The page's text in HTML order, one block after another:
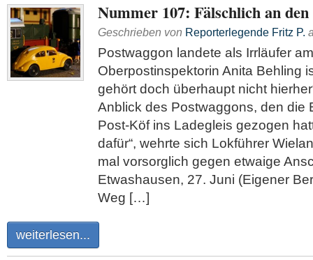
Nummer 107: Fälschlich an
Geschrieben von Reporterlegende Fritz P.
Postwaggon landete als Irrläufer
Oberpostinspektorin Anita Behling
gehört doch überhaupt nicht
Anblick des Postwaggons, den die
Post-Köf ins Ladegleis gezogen
dafür“, wehrte sich Lokführer
mal vorsorglich gegen etwaige
Etwashausen, 27. Juni (Eigener
Weg […]
weiterlesen...